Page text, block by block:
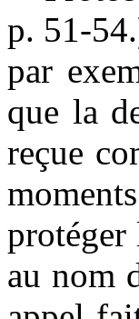
p. 51-
par
que la
reçue
protéger
au nom